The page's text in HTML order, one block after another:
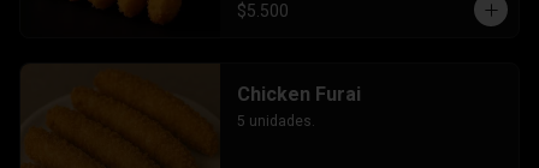
$5.500
Chicken Furai
5 unidades.